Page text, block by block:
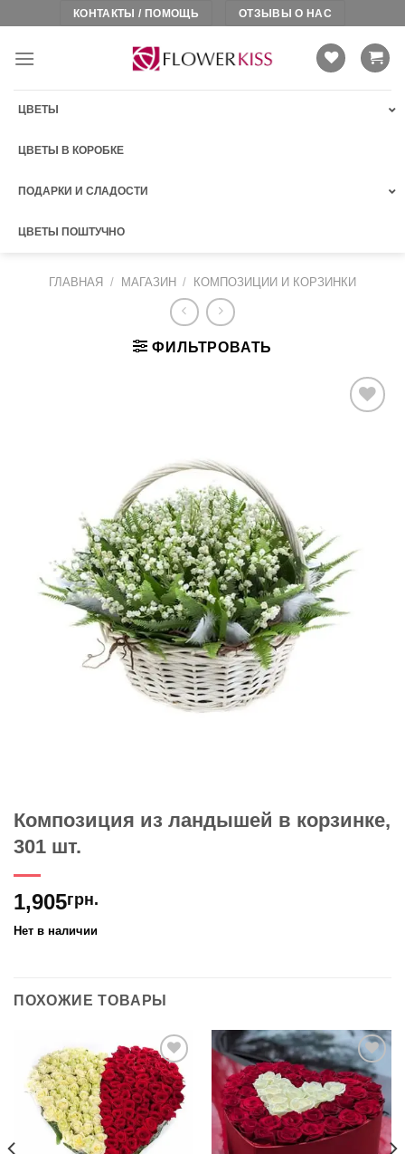
content
КОНТАКТЫ / ПОМОЩЬ ОТЗЫВЫ О НАС
ЦВЕТЫ
ЦВЕТЫ В КОРОБКЕ
ПОДАРКИ И СЛАДОСТИ
ЦВЕТЫ ПОШТУЧНО
ГЛАВНАЯ / МАГАЗИН / КОМПОЗИЦИИ И КОРЗИНКИ
ФИЛЬТРОВАТЬ
Композиция из ландышей в корзинке,
301 шт.
1,905грн.
Нет в наличии
ПОХОЖИЕ ТОВАРЫ
В
избранное
В
избранное